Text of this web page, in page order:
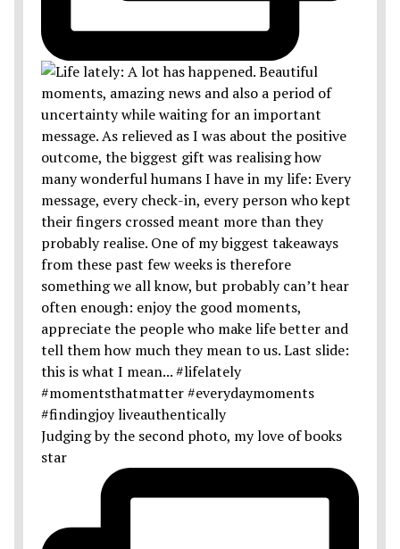
Judging by the second photo, my love of books
star